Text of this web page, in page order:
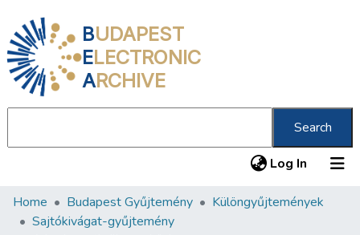
BUDAPEST
ELECTRONIC
ARCHIVE
Search
Log In (current)
Communities & Collections
Home Budapest Gyűjtemény
Különgyűjtemények
Sajtókivágat-gyűjtemény